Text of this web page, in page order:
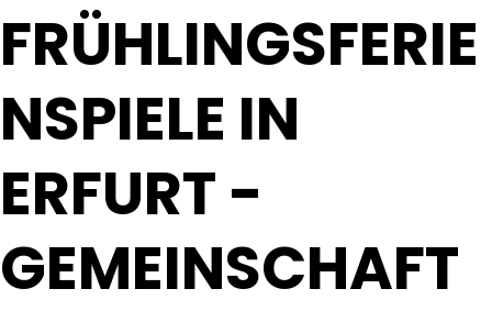
FRÜHLINGSFERIE
NSPIELE IN
ERFURT -
GEMEINSCHAFT